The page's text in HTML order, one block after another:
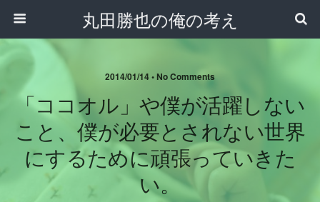
丸田勝也の俺の考え
2014/01/14 •No Comments
「ココオル」や僕が活躍しない
こと、僕が必要とされない世界
にするために頑張っていきた
い。